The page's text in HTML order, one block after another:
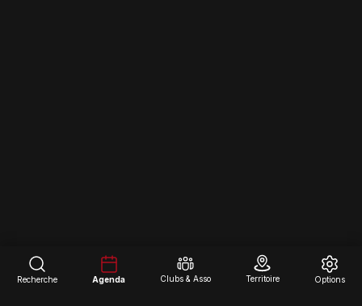
Recherche Agenda Clubs & Asso Territoire Options